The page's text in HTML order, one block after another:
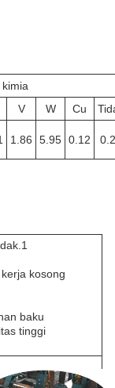
V W Cu
1.86 5.95 0.12
kosong
baku
tinggi